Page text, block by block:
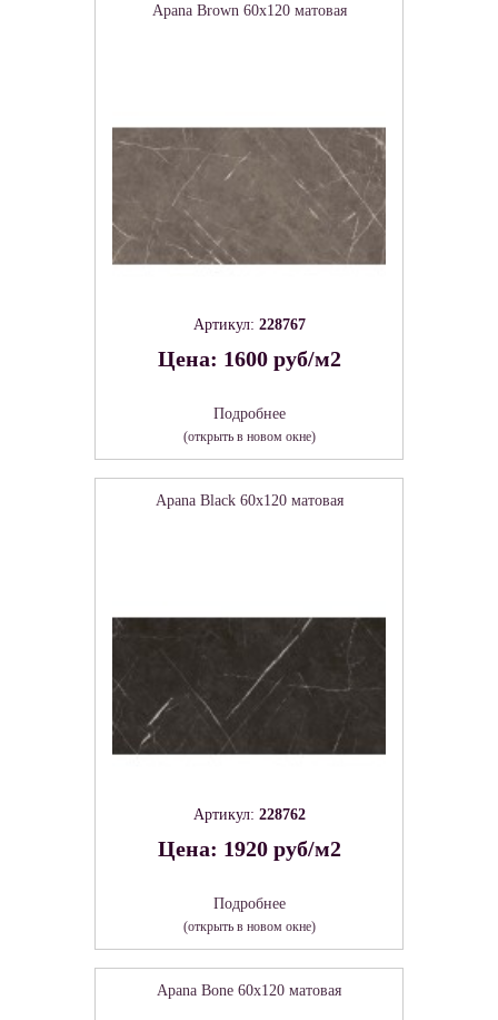
Apana Brown 60х120 матовая
Артикул: 228767
Цена: 1600 руб/м2
Подробнее
(открыть в новом окне)
Apana Black 60х120 матовая
Артикул: 228762
Цена: 1920 руб/м2
Подробнее
(открыть в новом окне)
Apana Bone 60х120 матовая